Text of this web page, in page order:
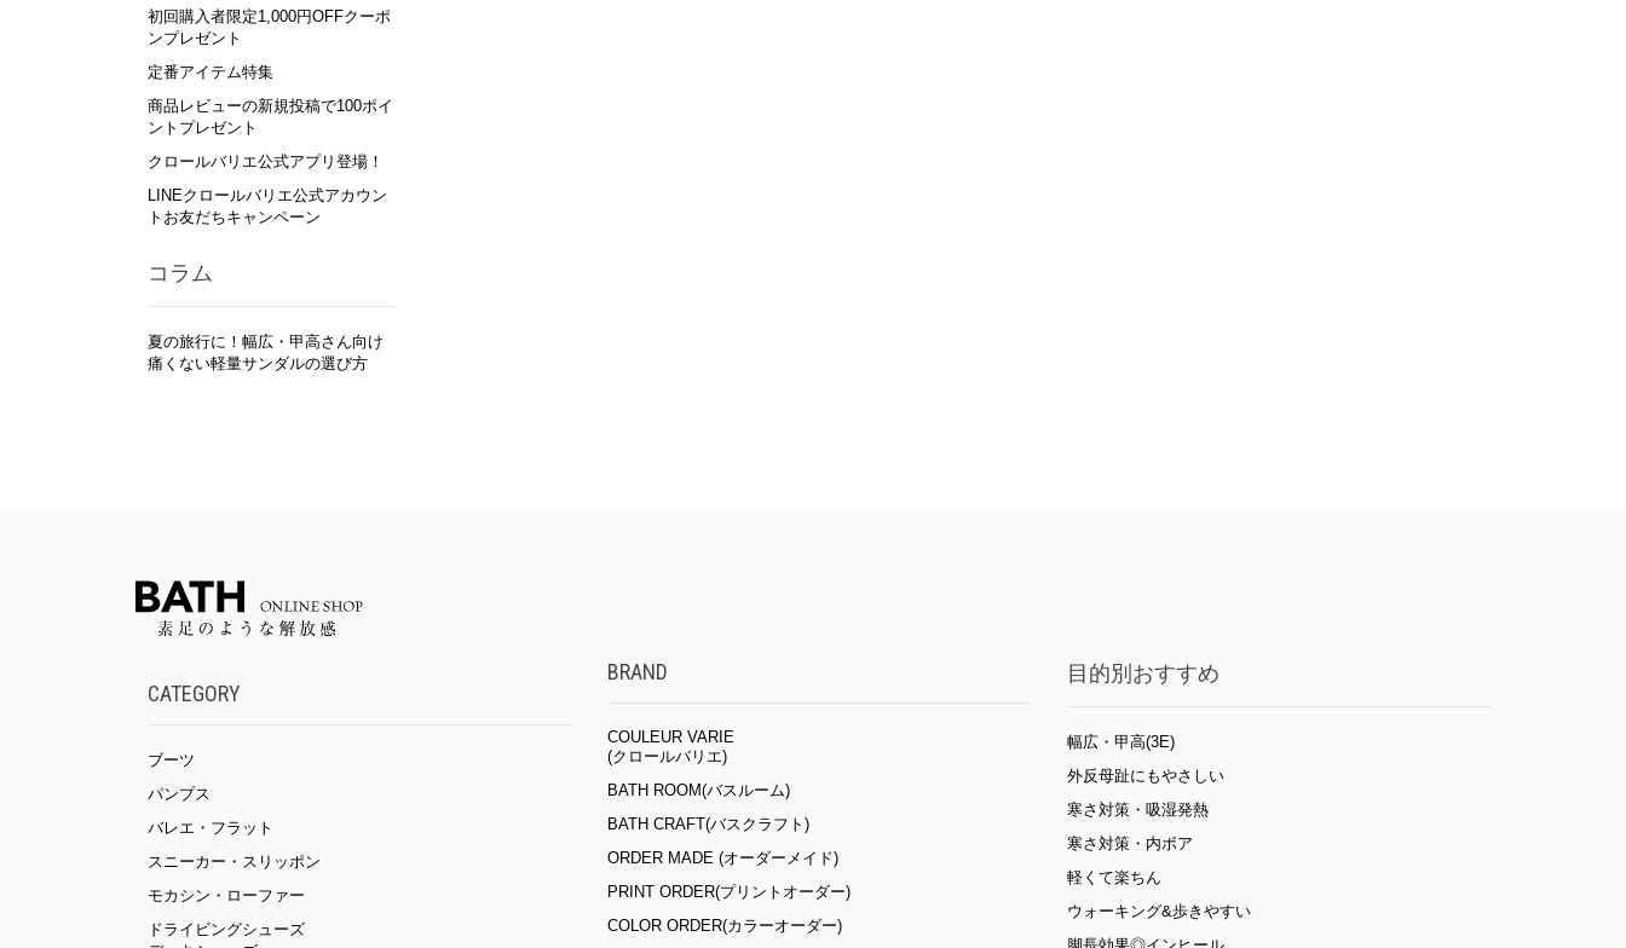
初回購入者限定1,000円OFFクーポ
ンプレゼント
定番アイテム特集
商品レビューの新規投稿で100ポイ
ントプレゼント
クロールバリエ公式アプリ登場！
LINEクロールバリエ公式アカウン
トお友だちキャンペーン
コラム
夏の旅行に！幅広・甲高さん向け
痛くない軽量サンダルの選び方
CATEGORY
ブーツ
パンプス
バレエ・フラット
スニーカー・スリッポン
モカシン・ローファー
ドライビングシューズ
BRAND
COULEUR VARIE
(クロールバリエ)
BATH ROOM(バスルーム)
BATH CRAFT(バスクラフト)
ORDER MADE (オーダーメイド)
PRINT ORDER(プリントオーダー)
COLOR ORDER(カラーオーダー)
目的別おすすめ
幅広・甲高(3E)
外反母趾にもやさしい
寒さ対策・吸湿発熱
寒さ対策・内ボア
軽くて楽ちん
ウォーキング&歩きやすい